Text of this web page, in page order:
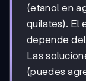
(etanol en
quilates). El
depende
Las
(puedes